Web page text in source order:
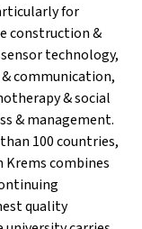
for
construction &
technology,
communication,
& social
& management.
100 countries,
combines
quality